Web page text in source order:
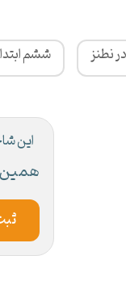
نطنز ششم
این
همین